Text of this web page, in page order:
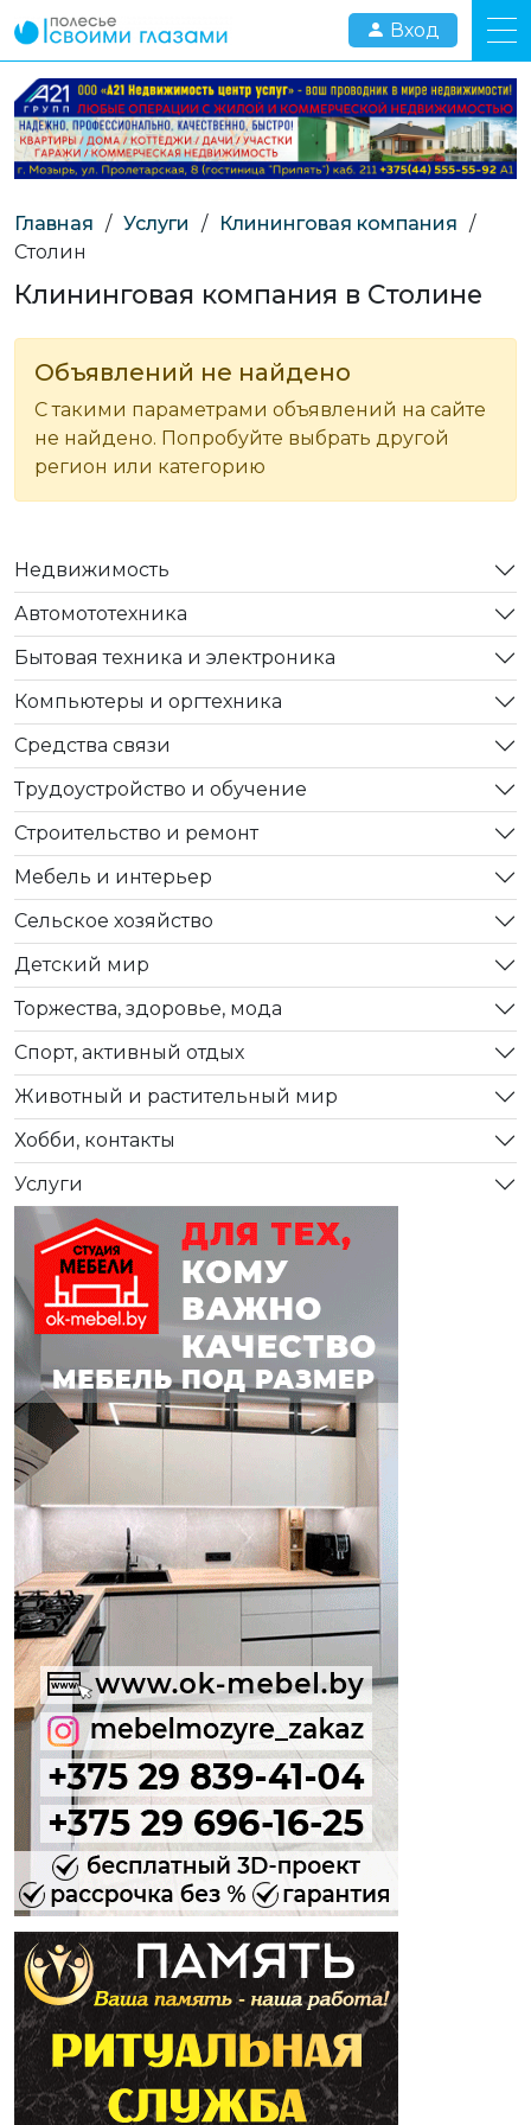
Вход
Главная / Услуги / Клининговая компания /
Столин
Клининговая компания в Столине
Объявлений не найдено
С такими параметрами объявлений на сайте
не найдено. Попробуйте выбрать другой
регион или категорию
Недвижимость
Автомототехника
Бытовая техника и электроника
Компьютеры и оргтехника
Средства связи
Трудоустройство и обучение
Строительство и ремонт
Мебель и интерьер
Сельское хозяйство
Детский мир
Торжества, здоровье, мода
Спорт, активный отдых
Животный и растительный мир
Хобби, контакты
Услуги